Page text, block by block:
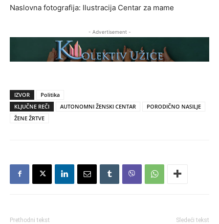
Naslovna fotografija: Ilustracija Centar za mame
- Advertisement -
IZVOR
Politika
KLJUČNE REČI
AUTONOMNI ŽENSKI CENTAR
PORODIČNO NASILJE
ŽENE ŽRTVE
Prethodni tekst Sledeći tekst